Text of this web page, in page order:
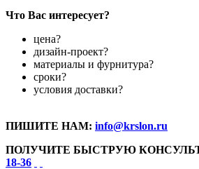
Что Вас интересует?
цена?
дизайн-проект?
материалы и фурнитура?
сроки?
условия доставки?
ПИШИТЕ НАМ: info@krslon.ru
ПОЛУЧИТЕ БЫСТРУЮ
18-36